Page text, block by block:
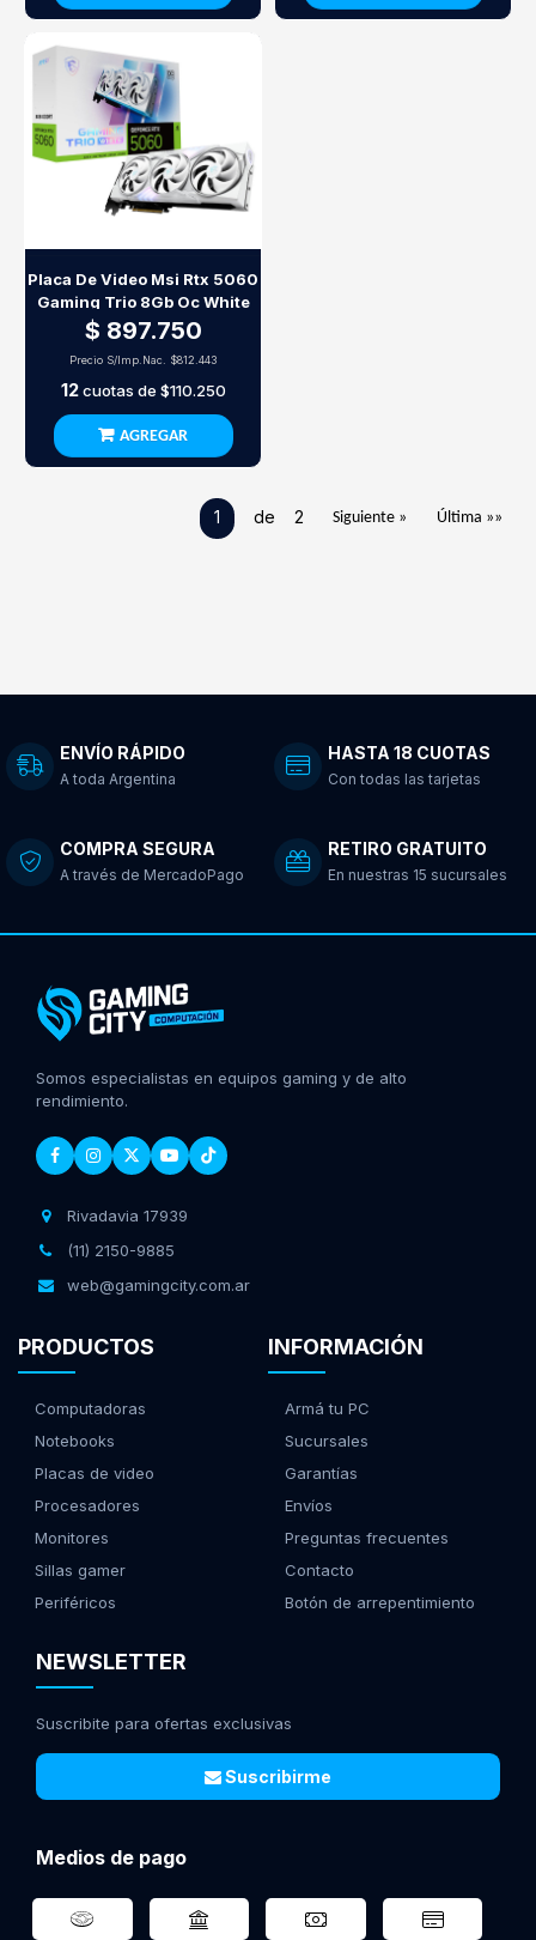
Placa De Video Msi Rtx 5060
Gaming Trio 8Gb Oc White
$ 897.750
Precio S/Imp.Nac. $812.443
12cuotas de $110.250
AGREGAR
1 de 2 Siguiente » Última »»
ENVÍO RÁPIDO
A toda Argentina
HASTA 18 CUOTAS
Con todas las tarjetas
COMPRA SEGURA
A través de MercadoPago
RETIRO GRATUITO
En nuestras 15 sucursales
Somos especialistas en equipos gaming y de alto
rendimiento.
Rivadavia 17939
(11) 2150-9885
web@gamingcity.com.ar
PRODUCTOS
Computadoras
Notebooks
Placas de video
Procesadores
Monitores
Sillas gamer
Periféricos
INFORMACIÓN
Armá tu PC
Sucursales
Garantías
Envíos
Preguntas frecuentes
Contacto
Botón de arrepentimiento
NEWSLETTER
Suscribite para ofertas exclusivas
Suscribirme
Medios de pago